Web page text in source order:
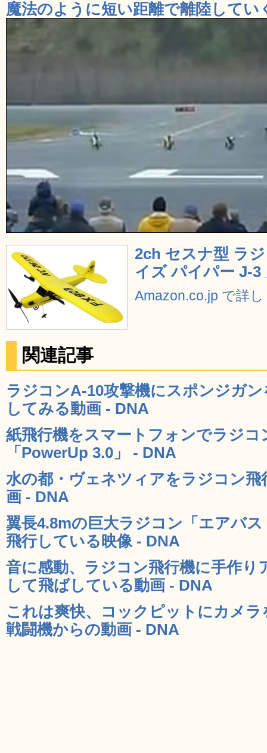
魔法のように短い距離で離陸してい
2ch セスナ型 ラ
イズ パイパー J-3
Amazon.co.jp で詳
関連記事
ラジコンA-10攻撃機にスポンジガ
してみる動画 - DNA
紙飛行機をスマートフォンでラジ
「PowerUp 3.0」 - DNA
水の都・ヴェネツィアをラジコン飛
画 - DNA
翼長4.8mの巨大ラジコン「エアバ
飛行している映像 - DNA
音に感動、ラジコン飛行機に手作り
して飛ばしている動画 - DNA
これは爽快、コックピットにカメ
戦闘機からの動画 - DNA